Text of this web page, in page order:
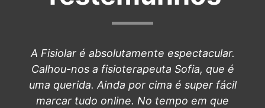
A Fisiolar é absolutamente espectacular.
Calhou-nos a fisioterapeuta Sofia, que é
uma querida. Ainda por cima é super fácil
marcar tudo online. No tempo em que